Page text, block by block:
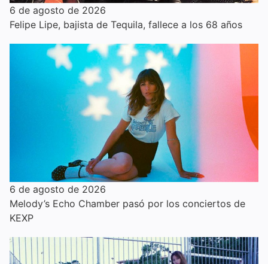
6 de agosto de 2026
Felipe Lipe, bajista de Tequila, fallece a los 68 años
6 de agosto de 2026
Melody’s Echo Chamber pasó por los conciertos de
KEXP